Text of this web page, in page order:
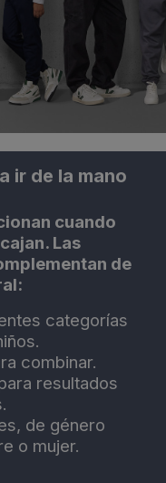
ir de la mano
cuando
Las
de
categorías
combinar.
resultados
de género
o mujer.